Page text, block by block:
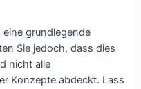
eine grundlegende
Sie jedoch, dass dies
nicht alle
Konzepte abdeckt. Lass